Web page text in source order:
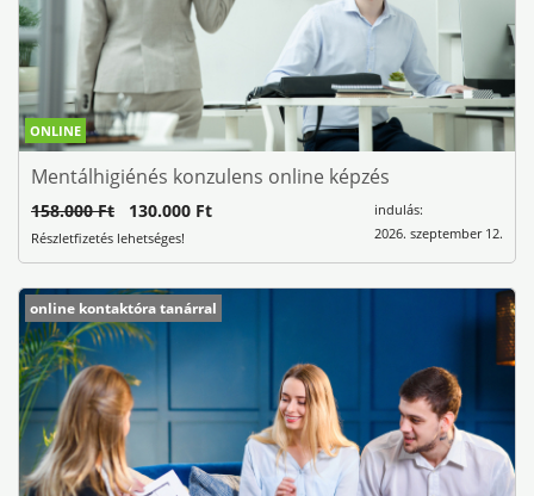
ONLINE
Mentálhigiénés konzulens online képzés
indulás:
2026. szeptember 12.
158.000 Ft 130.000 Ft
Részletfizetés lehetséges!
online kontaktóra tanárral